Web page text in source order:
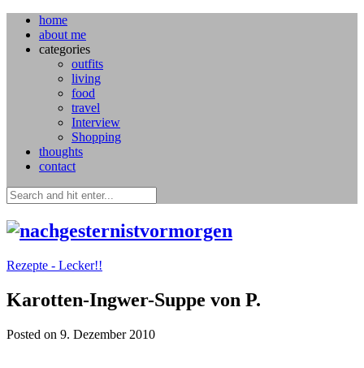
home
about me
categories
outfits
living
food
travel
Interview
Shopping
thoughts
contact
Rezepte - Lecker!!
Karotten-Ingwer-Suppe von P.
Posted on 9. Dezember 2010